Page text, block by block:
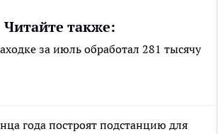
Читайте также:
за июль обработал 281 тысячу
года построят подстанцию для